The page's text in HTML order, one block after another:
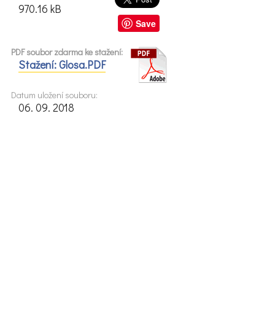
Save
970.16 kB
PDF soubor zdarma ke stažení:
Stažení: Glosa.PDF
Datum uložení souboru:
06. 09. 2018